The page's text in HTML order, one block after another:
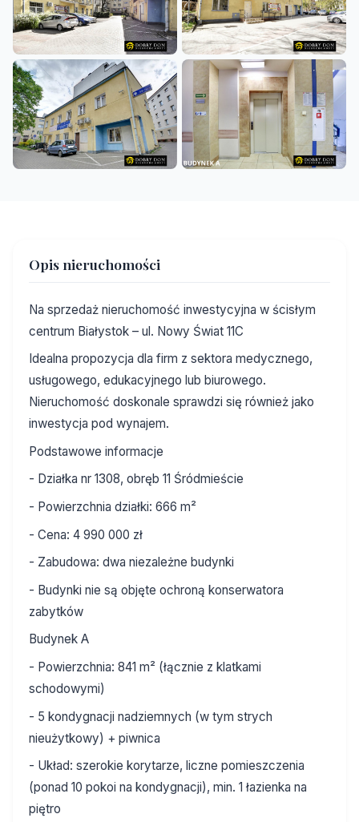
Opis nieruchomości
Na sprzedaż nieruchomość inwestycyjna w ścisłym
centrum Białystok – ul. Nowy Świat 11C
Idealna propozycja dla firm z sektora medycznego,
usługowego, edukacyjnego lub biurowego.
Nieruchomość doskonale sprawdzi się również jako
inwestycja pod wynajem.
Podstawowe informacje
- Działka nr 1308, obręb 11 Śródmieście
- Powierzchnia działki: 666 m²
- Cena: 4 990 000 zł
- Zabudowa: dwa niezależne budynki
- Budynki nie są objęte ochroną konserwatora
zabytków
Budynek A
- Powierzchnia: 841 m² (łącznie z klatkami
schodowymi)
- 5 kondygnacji nadziemnych (w tym strych
nieużytkowy) + piwnica
- Układ: szerokie korytarze, liczne pomieszczenia
(ponad 10 pokoi na kondygnacji), min. 1 łazienka na
piętro